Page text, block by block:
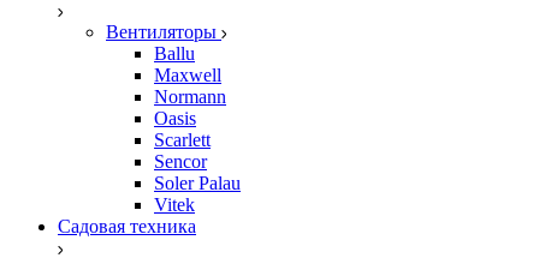
Вентиляторы
Ballu
Maxwell
Normann
Oasis
Scarlett
Sencor
Soler Palau
Vitek
Садовая техника